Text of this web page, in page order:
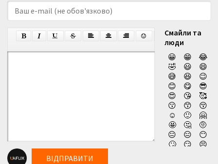
Смайли та
люди
😀
😁
😂
🤣
😃
😄
😅
😆
😉
😊
😋
😎
😍
😘
🥰
😗
😙
😚
☺️
🙂
🤗
🤩
🤔
🤨
😐
😑
😶
🙄
😏
😣
ВІДПРАВИТИ